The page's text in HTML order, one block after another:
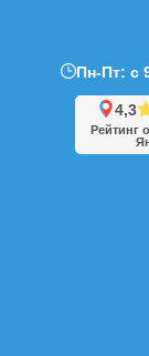
Пн-Пт: с
4,3
Рейтинг